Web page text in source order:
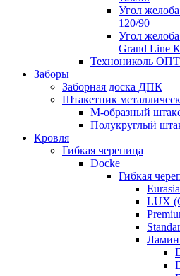
Угол
120/90
Угол
Grand Line
Технониколь
Заборы
Заборная доска ДПК
Штакетник
М-образный
Полукруглый
Кровля
Гибкая черепица
Docke
Гибкая
Eurasia
LUX